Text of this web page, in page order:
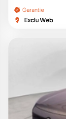
Garantie
Exclu Web